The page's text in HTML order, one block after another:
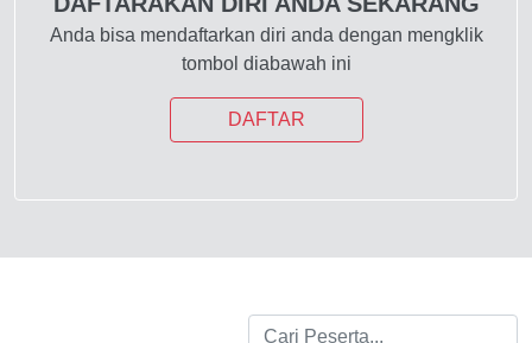
Anda bisa mendaftarkan diri anda dengan mengklik
tombol diabawah ini
DAFTAR